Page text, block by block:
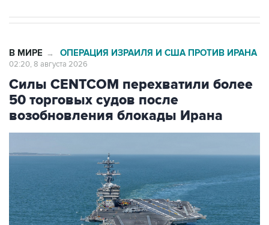
В МИРЕ → ОПЕРАЦИЯ ИЗРАИЛЯ И США ПРОТИВ ИРАНА
02:20, 8 августа 2026
Силы CENTCOM перехватили более
50 торговых судов после
возобновления блокады Ирана